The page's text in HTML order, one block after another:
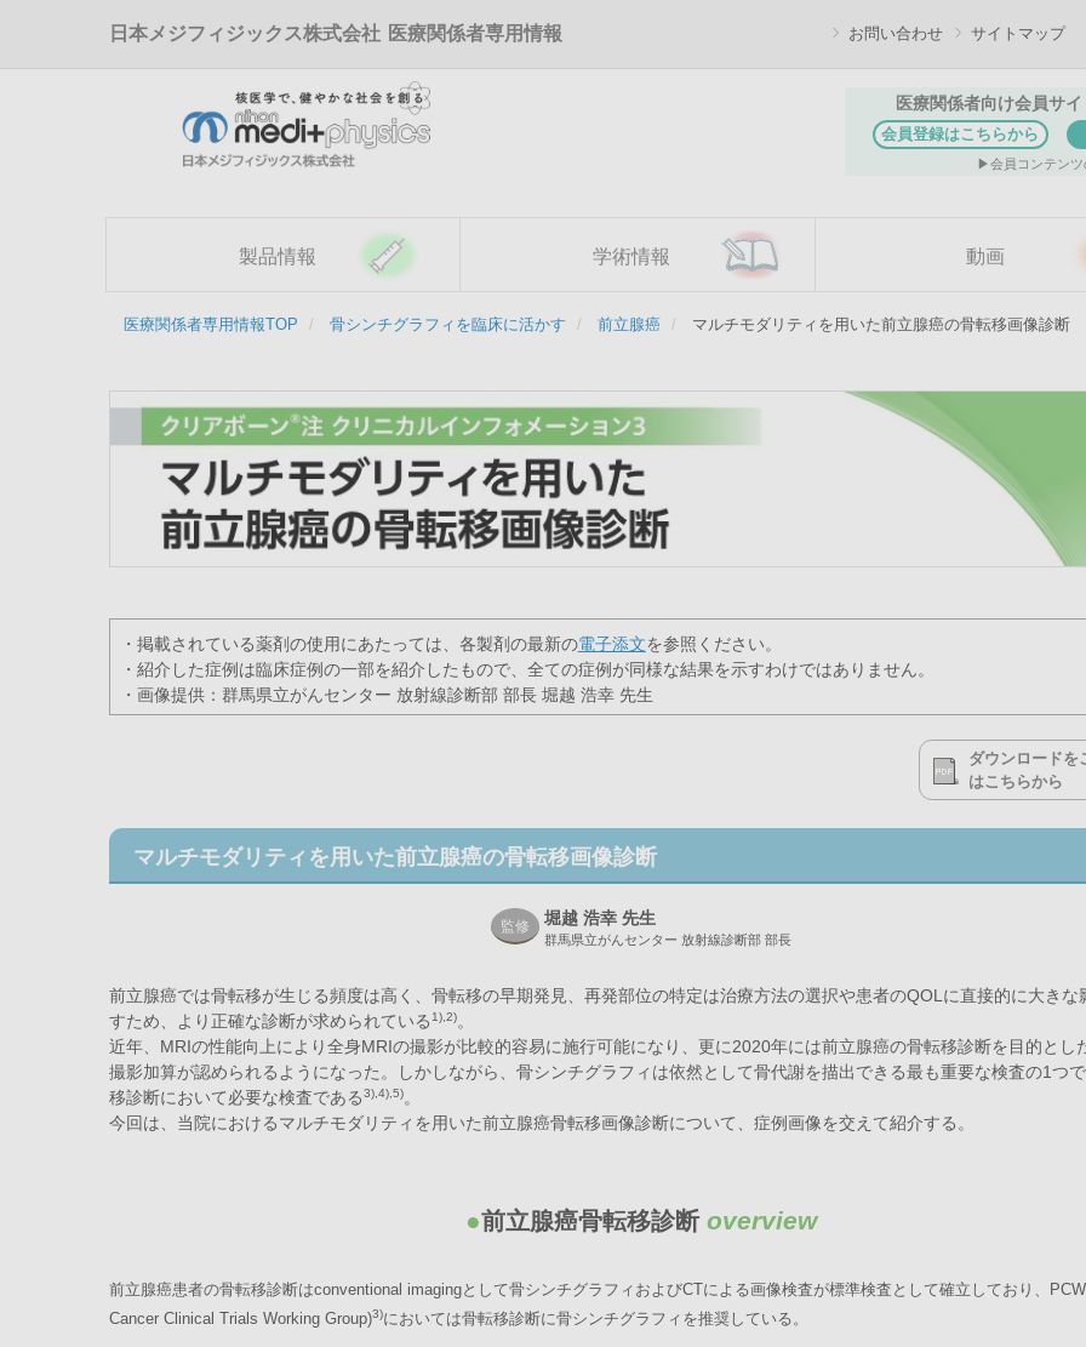
日本メジフィジックス株式会社 医療関係者専用情報 お問い合わせ サイトマップ
医療関係者向け会員サイ
会員登録はこちらから
会員コンテンツ
製品情報 学術情報 動画
医療関係者専用情報TOP 骨シンチグラフィを臨床に活かす 前立腺癌 マルチモダリティを用いた前立腺癌の骨転移画像診断
・掲載されている薬剤の使用にあたっては、各製剤の最新の電子添文を参照ください。
・紹介した症例は臨床症例の一部を紹介したもので、全ての症例が同様な結果を示すわけではありません。
・画像提供：群馬県立がんセンター 放射線診断部 部長 堀越 浩幸 先生
ダウンロードを
はこちらから
マルチモダリティを用いた前立腺癌の骨転移画像診断
監修 堀越 浩幸 先生
群馬県立がんセンター 放射線診断部 部長
前立腺癌では骨転移が生じる頻度は高く、骨転移の早期発見、再発部位の特定は治療方法の選択や患者のQOLに直接的に大きな
すため、より正確な診断が求められている 1),2)。
近年、MRIの性能向上により全身MRIの撮影が比較的容易に施行可能になり、更に2020年には前立腺癌の骨転移診断を目的とし
撮影加算が認められるようになった。しかしながら、骨シンチグラフィは依然として骨代謝を描出できる最も重要な検査の1つ
移診断において必要な検査である3),4),5)。
今回は、当院におけるマルチモダリティを用いた前立腺癌骨転移画像診断について、症例画像を交えて紹介する。
●前立腺癌骨転移診断 overview
前立腺癌患者の骨転移診断はconventional imagingとして骨シンチグラフィおよびCTによる画像検査が標準検査として確立しており、
Cancer Clinical Trials Working Group)3)においては骨転移診断に骨シンチグラフィを推奨している。